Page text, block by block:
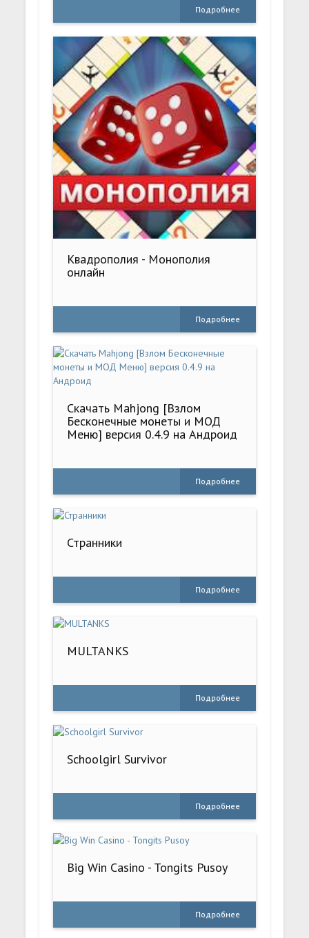
Подробнее
Квадрополия - Монополия
онлайн
Подробнее
Скачать Mahjong [Взлом
Бесконечные монеты и МОД
Меню] версия 0.4.9 на Андроид
Подробнее
Странники
Подробнее
MULTANKS
Подробнее
Schoolgirl Survivor
Подробнее
Big Win Casino - Tongits Pusoy
Подробнее